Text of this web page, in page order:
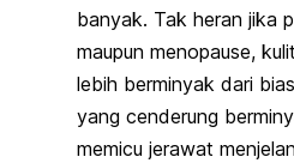
banyak. Tak heran jika
maupun menopause,
lebih berminyak dari
yang cenderung
memicu jerawat